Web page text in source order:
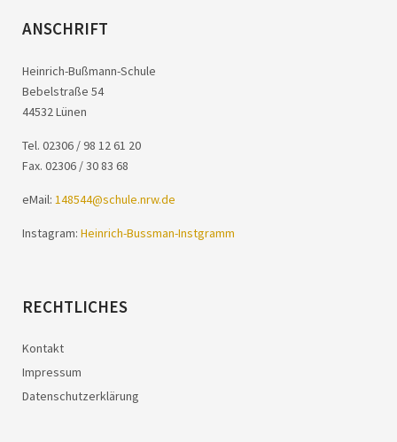
ANSCHRIFT
Heinrich-Bußmann-Schule
Bebelstraße 54
44532 Lünen
Tel. 02306 / 98 12 61 20
Fax. 02306 / 30 83 68
eMail: 148544@schule.nrw.de
Instagram: Heinrich-Bussman-Instgramm
RECHTLICHES
Kontakt
Impressum
Datenschutzerklärung